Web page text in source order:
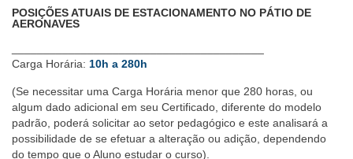
POSIÇÕES ATUAIS DE ESTACIONAMENTO NO PÁTIO DE
AERONAVES
Carga Horária: 10h a 280h
(Se necessitar uma Carga Horária menor que 280 horas, ou
algum dado adicional em seu Certificado, diferente do modelo
padrão, poderá solicitar ao setor pedagógico e este analisará a
possibilidade de se efetuar a alteração ou adição, dependendo
do tempo que o Aluno estudar o curso).